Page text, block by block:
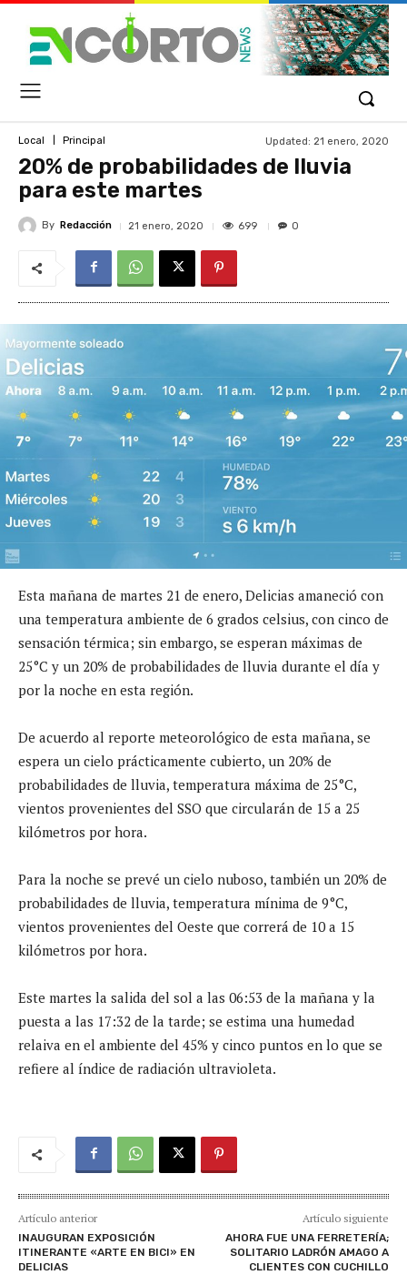
Local Principal Updated: 21 enero, 2020
20% de probabilidades de lluvia
para este martes
By Redacción 21 enero, 2020 699 0
Esta mañana de martes 21 de enero, Delicias amaneció con
una temperatura ambiente de 6 grados celsius, con cinco de
sensación térmica; sin embargo, se esperan máximas de
25°C y un 20% de probabilidades de lluvia durante el día y
por la noche en esta región.
De acuerdo al reporte meteorológico de esta mañana, se
espera un cielo prácticamente cubierto, un 20% de
probabilidades de lluvia, temperatura máxima de 25°C,
vientos provenientes del SSO que circularán de 15 a 25
kilómetros por hora.
Para la noche se prevé un cielo nuboso, también un 20% de
probabilidades de lluvia, temperatura mínima de 9°C,
vientos provenientes del Oeste que correrá de 10 a 15
kilómetros por hora.
Este martes la salida del sol a las 06:53 de la mañana y la
puesta a las 17:32 de la tarde; se estima una humedad
relaiva en el ambiente del 45% y cinco puntos en lo que se
refiere al índice de radiación ultravioleta.
Artículo anterior
INAUGURAN EXPOSICIÓN
ITINERANTE «ARTE EN BICI» EN
DELICIAS
Artículo siguiente
AHORA FUE UNA FERRETERÍA;
SOLITARIO LADRÓN AMAGO A
CLIENTES CON CUCHILLO